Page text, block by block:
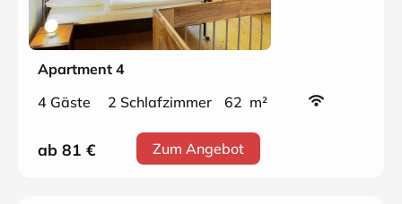
Apartment 4
4 Gäste
2 Schlafzimmer 62 m²
ab 81 € Zum Angebot